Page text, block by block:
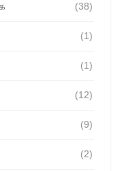
(38)
(1)
(1)
(12)
(9)
(2)